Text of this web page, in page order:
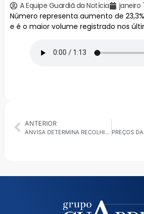
A Equipe Guardiã da Notícia janeiro
Número representa aumento de
e é o maior volume registrado nos
ANTERIOR
ANVISA DETERMINA RECOLHIMENTO DE PANETONES CONTAMINADOS POR FUNGOS